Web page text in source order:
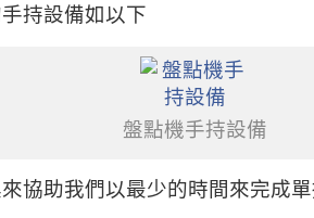
持設備如以下
盤點機手持設備
協助我們以最少的時間來完成